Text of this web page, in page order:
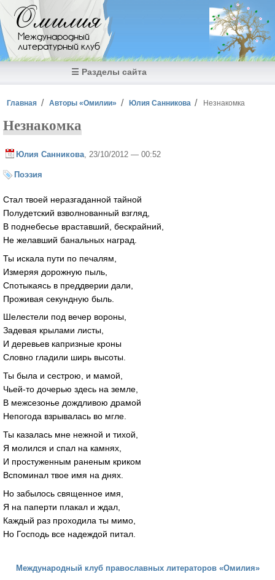
Перейти к основному содержанию
Омилия
Международный
литературный клуб
☰ Разделы сайта
Вы здесь
Главная Авторы «Омилии» Юлия Санникова Незнакомка
Незнакомка
Юлия Санникова , 23/10/2012 — 00:52
Поэзия
Стал твоей неразгаданной тайной
Полудетский взволнованный взгляд,
В поднебесье враставший, бескрайний,
Не желавший банальных наград.
Ты искала пути по печалям,
Измеряя дорожную пыль,
Спотыкаясь в преддверии дали,
Проживая секундную быль.
Шелестели под вечер вороны,
Задевая крылами листы,
И деревьев капризные кроны
Словно гладили ширь высоты.
Ты была и сестрою, и мамой,
Чьей-то дочерью здесь на земле,
В межсезонье дождливою драмой
Непогода взрывалась во мгле.
Ты казалась мне нежной и тихой,
Я молился и спал на камнях,
И простуженным раненым криком
Вспоминал твое имя на днях.
Но забылось священное имя,
Я на паперти плакал и ждал,
Каждый раз проходила ты мимо,
Но Господь все надеждой питал.
Международный клуб православных литераторов «Омилия»